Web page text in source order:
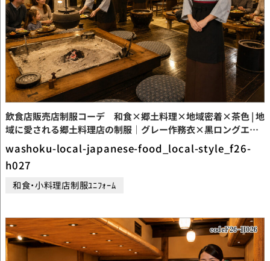
飲食店販売店制服コーデ 和食×郷土料理×地域密着×茶色 | 地
域に愛される郷土料理店の制服｜グレー作務衣×黒ロングエプ
ロンの上質な和風ユニフォームコーデ【codeF26-H027】
washoku-local-japanese-food_local-style_f26-
h027
和食・小料理店制服ﾕﾆﾌｫｰﾑ